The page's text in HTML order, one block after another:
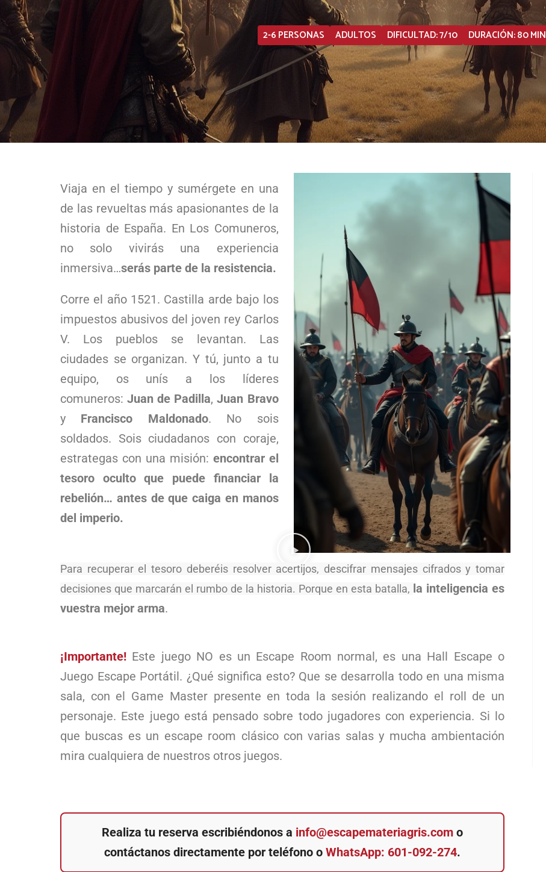
2-6 PERSONAS ADULTOS DIFICULTAD: 7/10 DURACIÓN: 80 MIN
Viaja en el tiempo y sumérgete en una
de las revueltas más apasionantes de la
historia de España. En Los Comuneros,
no solo vivirás una experiencia
inmersiva…serás parte de la resistencia.
Corre el año 1521. Castilla arde bajo los
impuestos abusivos del joven rey Carlos
V. Los pueblos se levantan. Las
ciudades se organizan. Y tú, junto a tu
equipo, os unís a los líderes
comuneros:Juan de Padilla,Juan Bravo
y Francisco Maldonado. No sois
soldados. Sois ciudadanos con coraje,
estrategas con una misión: encontrar el
tesoro oculto que puede financiar la
rebelión… antes de que caiga en manos
del imperio.
Para recuperar el tesoro deberéis resolver acertijos, descifrar mensajes cifrados y tomar
decisiones que marcarán el rumbo de la historia. Porque en esta batalla, la inteligencia es
vuestra mejor arma.
¡Importante! Este juego NO es un Escape Room normal, es una Hall Escape o
Juego Escape Portátil. ¿Qué significa esto? Que se desarrolla todo en una misma
sala, con el Game Master presente en toda la sesión realizando el roll de un
personaje. Este juego está pensado sobre todo jugadores con experiencia. Si lo
que buscas es un escape room clásico con varias salas y mucha ambientación
mira cualquiera de nuestros otros juegos.
Realiza tu reserva escribiéndonos a info@escapemateriagris.com o
contáctanos directamente por teléfono o WhatsApp: 601-092-274.